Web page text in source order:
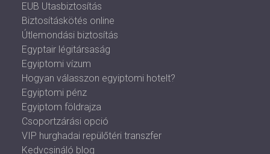
EUB Utasbiztosítás
Biztosításkötés online
Útlemondási biztosítás
Egyptair légitársaság
Egyiptomi vízum
Hogyan válasszon egyiptomi hotelt?
Egyiptomi pénz
Egyiptom földrajza
Csoportzárási opció
VIP hurghadai repülőtéri transzfer
Kedvcsináló blog